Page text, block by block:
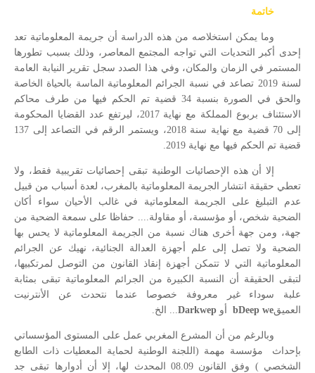
خاتمة
وما يمكن استخلاصه من هذه الدراسة أن جريمة المعلوماتية تعد
إحدى أكبر التحديات التي تواجه المجتمع المعاصر، وذلك بسبب تطورها
المستمر في الزمان والمكان، وفي هذا الصدد سجل تقرير النيابة العامة
لسنة 2019 تصاعد في نسبة الجرائم المعلوماتية الماسة بالحياة الخاصة
والحق في الصورة بنسبة 34 قضية تم الحكم فيها من طرف محاكم
الاستئناف بربوع المملكة مع نهاية 2017، ليرتفع عدد القضايا المحكومة
إلى 70 قضية مع نهاية سنة 2018، ويستمر الرقم في التصاعد إلى 137
قضية تم الحكم فيها مع نهاية 2019.
إلا أن هذه الإحصائيات الوطنية تبقى إحصائيات تقريبية فقط، ولا
تعطي حقيقة انتشار الجريمة المعلوماتية بالمغرب، لعدة أسباب من قبيل
عدم التبليغ على الجريمة المعلوماتية في غالب الأحيان سواء أكان
الضحية شخص، أو مؤسسة، أو مقاولة.... حفاظا على سمعة الضحية من
جهة، ومن جهة أخرى هناك نسبة من الجريمة المعلوماتية لا يحس بها
الضحية ولا تصل إلى علم أجهزة العدالة الجنائية، نهيك عن الجرائم
المعلوماتية التي لا تتمكن أجهزة إنقاذ القانون من التوصل لمرتكبيها،
لتبقى الحقيقة أن النسبة الكبيرة من الجرائم المعلوماتية تبقى بمثابة
علبة سوداء غير معروفة خصوصا عندما نتحدث عن الأنترنيت
العميقDeep we
b أو Darkwep ... الخ.
وبالرغم من أن المشرع المغربي عمل على المستوى المؤسساتي
بإحداث
مؤسسة مهمة (اللجنة الوطنية لحماية المعطيات ذات الطابع
الشخصي ) وفق القانون 08.09 المحدث لها، إلا أن أدوارها تبقى جد